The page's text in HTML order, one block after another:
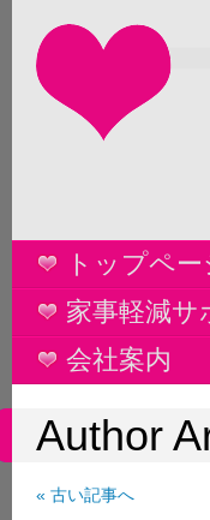
トップペー
家事軽減サ
会社案内
Author
« 古い記事へ